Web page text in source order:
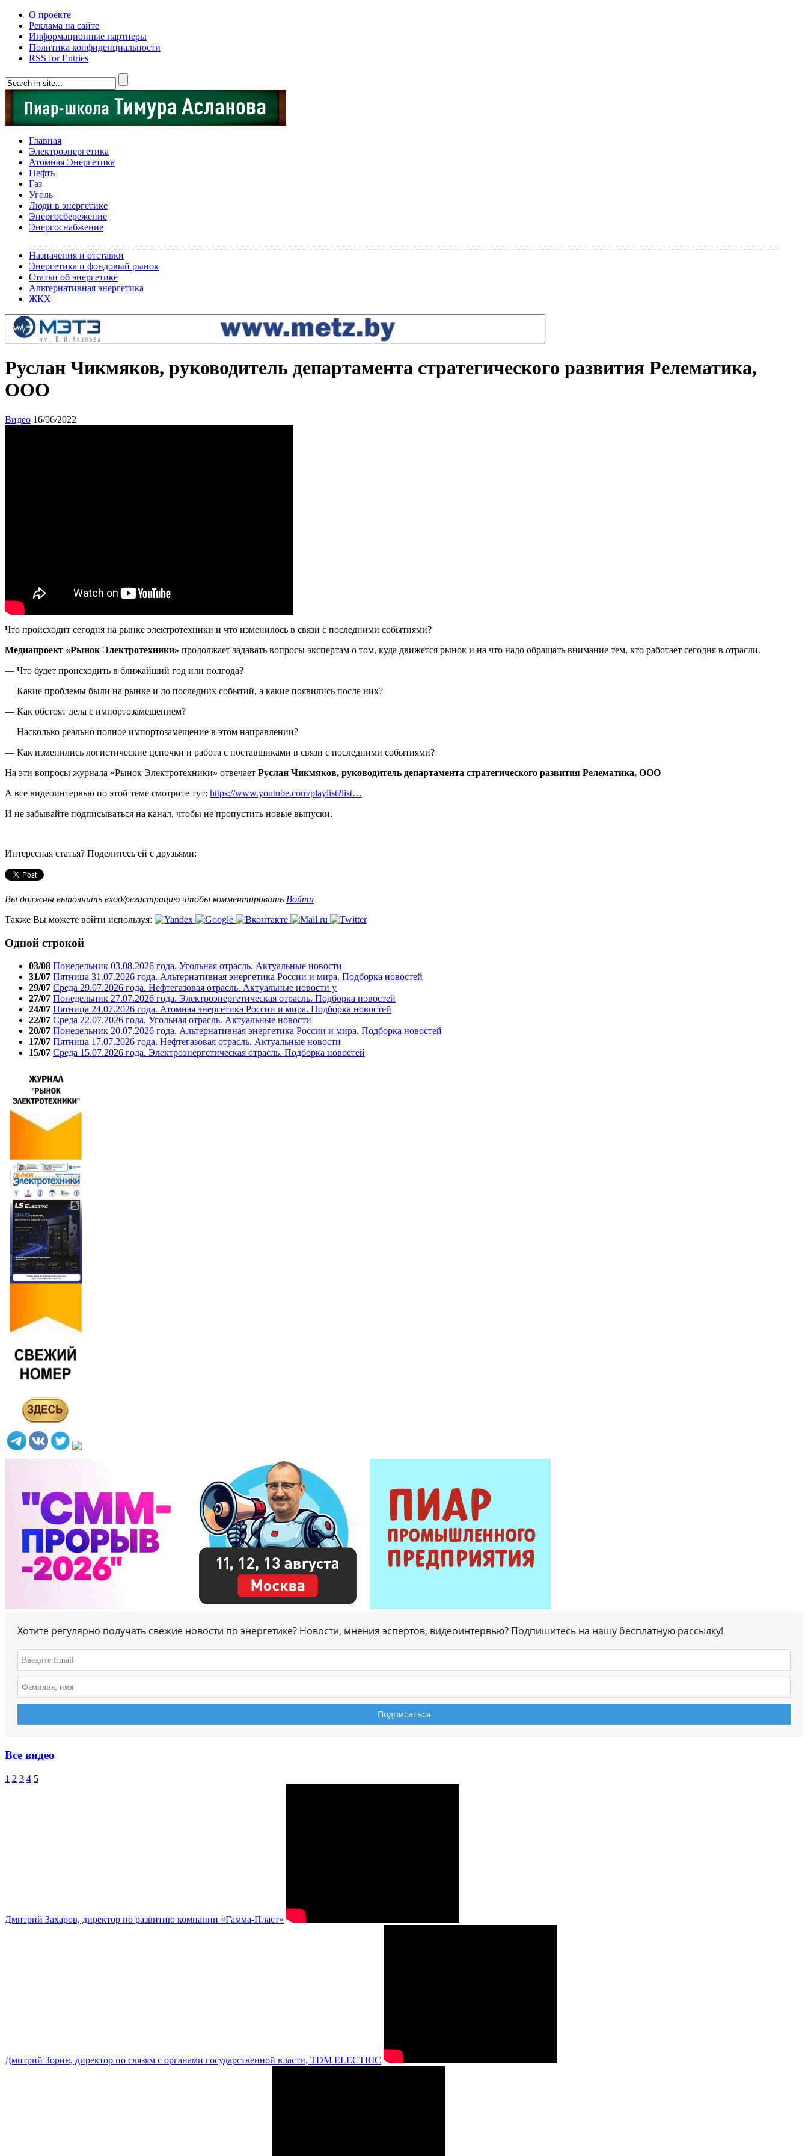
О проекте
Реклама на сайте
Информационные партнеры
Политика конфиденциальности
RSS for Entries
Главная
Электроэнергетика
Атомная Энергетика
Нефть
Газ
Уголь
Люди в энергетике
Энергосбережение
Энергоснабжение
Назначения и отставки
Энергетика и фондовый рынок
Статьи об энергетике
Альтернативная энергетика
ЖКХ
Руслан Чикмяков, руководитель департамента стратегического развития Релематика,
ООО
Видео 16/06/2022
Что происходит сегодня на рынке электротехники и что изменилось в связи с последними событиями?
Медиапроект «Рынок Электротехники» продолжает задавать вопросы экспертам о том, куда движется рынок и на что надо обращать внимание тем, кто работает сегодня в отрасли.
— Что будет происходить в ближайший год или полгода?
— Какие проблемы были на рынке и до последних событий, а какие появились после них?
— Как обстоят дела с импортозамещением?
— Насколько реально полное импортозамещение в этом направлении?
— Как изменились логистические цепочки и работа с поставщиками в связи с последними событиями?
На эти вопросы журнала «Рынок Электротехники» отвечает Руслан Чикмяков, руководитель департамента стратегического развития Релематика, ООО
А все видеоинтервью по этой теме смотрите тут: https://www.youtube.com/playlist?list…
И не забывайте подписываться на канал, чтобы не пропустить новые выпуски.
Интересная статья? Поделитесь ей с друзьями:
Вы должны выполнить вход/регистрацию чтобы комментировать Войти
Также Вы можете войти используя:
Одной строкой
03/08 Понедельник 03.08.2026 года. Угольная отрасль. Актуальные новости
31/07 Пятница 31.07.2026 года. Альтернативная энергетика России и мира. Подборка новостей
29/07 Среда 29.07.2026 года. Нефтегазовая отрасль. Актуальные новости у
27/07 Понедельник 27.07.2026 года. Электроэнергетическая отрасль. Подборка новостей
24/07 Пятница 24.07.2026 года. Атомная энергетика России и мира. Подборка новостей
22/07 Среда 22.07.2026 года. Угольная отрасль. Актуальные новости
20/07 Понедельник 20.07.2026 года. Альтернативная энергетика России и мира. Подборка новостей
17/07 Пятница 17.07.2026 года. Нефтегазовая отрасль. Актуальные новости
15/07 Среда 15.07.2026 года. Электроэнергетическая отрасль. Подборка новостей
Хотите регулярно получать свежие новости по энергетике? Новости, мнения эспертов, видеоинтервью? Подпишитесь на нашу бесплатную рассылку!
Все видео
1 2 3 4 5
Дмитрий Захаров, директор по развитию компании «Гамма-Пласт»
Дмитрий Зорин, директор по связям с органами государственной власти, TDM ELECTRIC